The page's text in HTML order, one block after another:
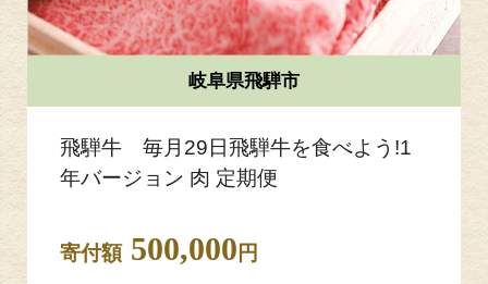
岐阜県飛騨市
飛騨牛 毎月29日飛騨牛を食べよう!1
年バージョン 肉 定期便
寄付額500,000 円